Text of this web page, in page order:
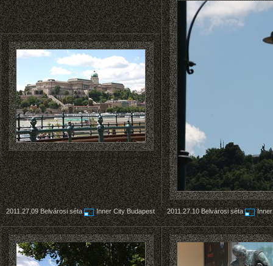
2011.27.09Belvárosi séta Inner City Budapest 2011.27.10Belvárosi séta